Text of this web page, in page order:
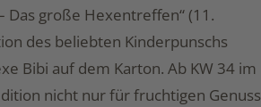
Das große Hexentreffen“ (11.
des beliebten Kinderpunschs
Bibi auf dem Karton. Ab KW 34 im
nicht nur für fruchtigen Genuss